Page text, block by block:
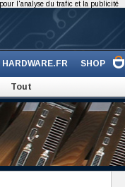
HARDWARE.FR SHOP
Tout
l'analyse du trafic et la publicité